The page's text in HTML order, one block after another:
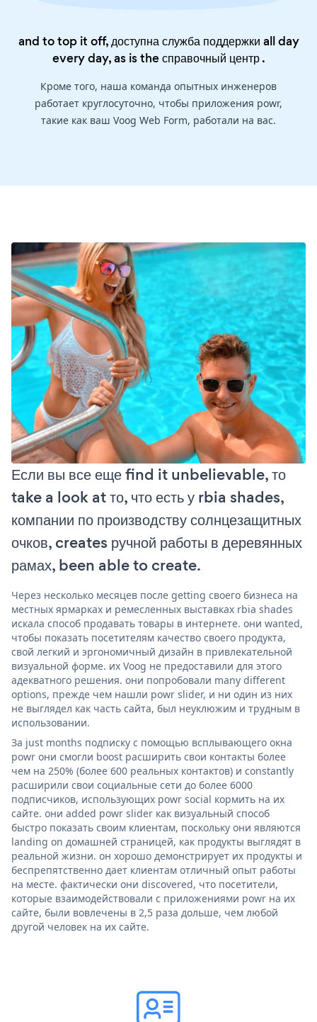
and to top it off, доступна служба поддержки all day
every day, as is theсправочный центр.
Кроме того, наша команда опытных инженеров
работает круглосуточно, чтобы приложения powr,
такие как ваш Voog Web Form, работали на вас.
Если вы все еще find it unbelievable, то
take a look at то, что есть у rbia shades,
компании по производству солнцезащитных
очков, creates ручной работы в деревянных
рамах, been able to create.
Через несколько месяцев после getting своего бизнеса на
местных ярмарках и ремесленных выставках rbia shades
искала способ продавать товары в интернете. они wanted,
чтобы показать посетителям качество своего продукта,
свой легкий и эргономичный дизайн в привлекательной
визуальной форме. их Voog не предоставили для этого
адекватного решения. они попробовали many different
options, прежде чем нашли powr slider, и ни один из них
не выглядел как часть сайта, был неуклюжим и трудным в
использовании.
За just months подписку с помощью всплывающего окна
powr они смогли boost расширить свои контакты более
чем на 250% (более 600 реальных контактов) и constantly
расширили свои социальные сети до более 6000
подписчиков, использующих powr social кормить на их
сайте. они added powr slider как визуальный способ
быстро показать своим клиентам, поскольку они являются
landing on домашней страницей, как продукты выглядят в
реальной жизни. он хорошо демонстрирует их продукты и
беспрепятственно дает клиентам отличный опыт работы
на месте. фактически они discovered, что посетители,
которые взаимодействовали с приложениями powr на их
сайте, были вовлечены в 2,5 раза дольше, чем любой
другой человек на их сайте.